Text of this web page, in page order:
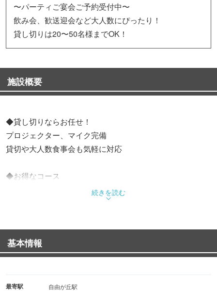
〜パーティご宴会ご予約受付中〜
飲み会、歓送迎会など大人数にぴったり！
貸し切りは20〜50名様までOK！
施設概要
◆貸し切りならお任せ！
プロジェクター、マイク完備
貸切や大人数食事会も気軽に対応
◆お得なコース
【￥5,000】2h飲み放題付パーティー8品コース ☆一番人
【￥3,800】2h飲み放題付全5品コース
【￥6,500】2h飲み放題付豪華9品コース☆20名から貸切可
能！
◆特別なおもてなし
続きを読む
基本情報
最寄駅 自由が丘駅